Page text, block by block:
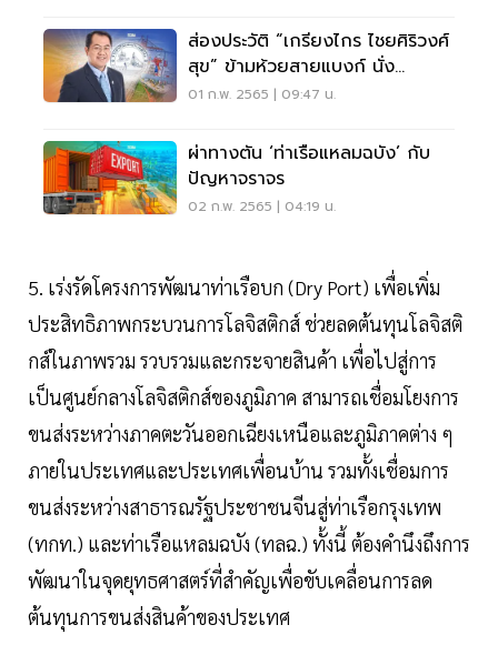
ส่องประวัติ “เกรียงไกร ไชยศิริวงศ์
สุข” ข้ามห้วยสายแบงก์ นั่ง
ผอ.กทท.คนใหม่
01 ก.พ. 2565 | 09:47 น.
ผ่าทางตัน ‘ท่าเรือแหลมฉบัง’ กับ
ปัญหาจราจร
02 ก.พ. 2565 | 04:19 น.
5. เร่งรัดโครงการพัฒนาท่าเรือบก (Dry Port) เพื่อเพิ่ม
ประสิทธิภาพกระบวนการโลจิสติกส์ ช่วยลดต้นทุนโลจิสติ
กส์ในภาพรวม รวบรวมและกระจายสินค้า เพื่อไปสู่การ
เป็นศูนย์กลางโลจิสติกส์ของภูมิภาค สามารถเชื่อมโยงการ
ขนส่งระหว่างภาคตะวันออกเฉียงเหนือและภูมิภาคต่าง ๆ
ภายในประเทศและประเทศเพื่อนบ้าน รวมทั้งเชื่อมการ
ขนส่งระหว่างสาธารณรัฐประชาชนจีนสู่ท่าเรือกรุงเทพ
(ทกท.) และท่าเรือแหลมฉบัง (ทลฉ.) ทั้งนี้ ต้องคำนึงถึงการ
พัฒนาในจุดยุทธศาสตร์ที่สำคัญเพื่อขับเคลื่อนการลด
ต้นทุนการขนส่งสินค้าของประเทศ